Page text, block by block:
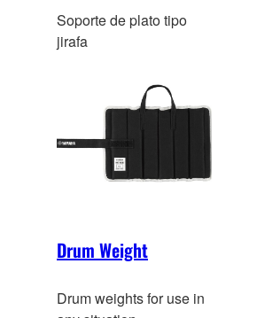
Soporte de plato tipo
jirafa
Drum Weight
Drum weights for use in